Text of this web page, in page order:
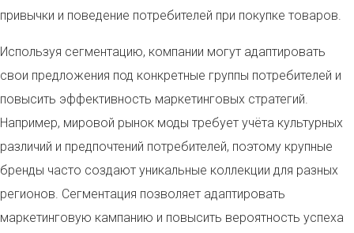
привычки и поведение потребителей при покупке товаров.
Используя сегментацию, компании могут адаптировать
свои предложения под конкретные группы потребителей и
повысить эффективность маркетинговых стратегий.
Например, мировой рынок моды требует учёта культурных
различий и предпочтений потребителей, поэтому крупные
бренды часто создают уникальные коллекции для разных
регионов. Сегментация позволяет адаптировать
маркетинговую кампанию и повысить вероятность успеха